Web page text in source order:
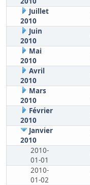
Juillet
2010
Juin
2010
Mai
2010
Avril
2010
Mars
2010
Février
2010
Janvier
2010
2010-
01-01
2010-
01-02